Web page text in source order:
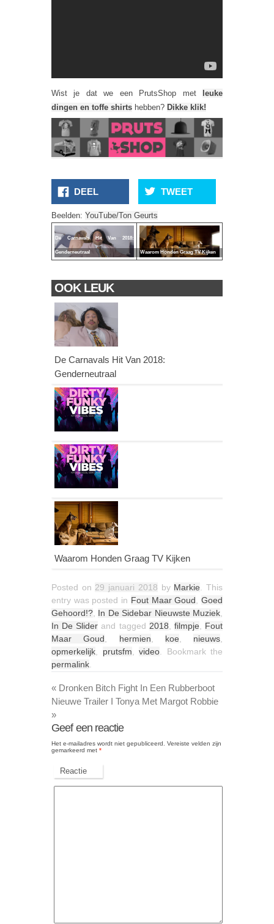
Wist je dat we een PrutsShop met leuke
dingen en toffe shirts hebben? Dikke klik!
DEEL TWEET
Beelden: YouTube/Ton Geurts
De Carnavals Hit Van 2018:
Genderneutraal Waarom Honden Graag TV Kijken
OOK LEUK
De Carnavals Hit Van 2018:
Genderneutraal
Waarom Honden Graag TV Kijken
Posted on 29 januari 2018 by Markie . This
entry was posted in Fout Maar Goud ,Goed
Gehoord!? In De Sidebar Nieuwste Muziek
In De Slider and tagged 2018 filmpje
Fout
Maar Goud
hermien koe nieuws
opmerkelijk
prutsfm video . Bookmark the
permalink
« Dronken Bitch Fight In Een Rubberboot
Nieuwe Trailer I Tonya Met Margot Robbie
»
Geef een reactie
Het e-mailadres wordt niet gepubliceerd.
Vereiste velden zijn
gemarkeerd met *
Reactie